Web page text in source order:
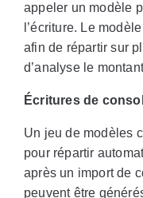
appeler un modèle
l’écriture. Le
afin de répartir sur
d’analyse le
Écritures de
Un jeu de modèles
pour répartir
après un import de
peuvent être